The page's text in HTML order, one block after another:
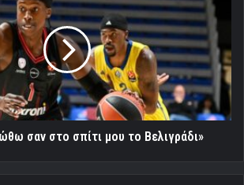
σαν στο σπίτι μου το Βελιγράδι»